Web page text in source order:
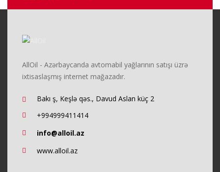
AllOil - Azərbaycanda avtomabil yağlarının satışı üzrə
ixtisaslaşmış internet mağazadır.
Bakı ş, Keşlə qəs., Davud Aslan küç 2
+994999411414
info@alloil.az
www.alloil.az